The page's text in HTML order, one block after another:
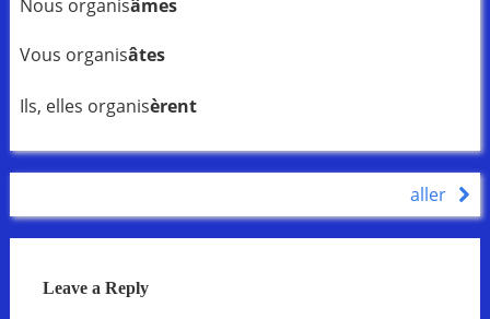
Nous organisâmes
Vous organisâtes
Ils, elles organisèrent
aller
Leave a Reply